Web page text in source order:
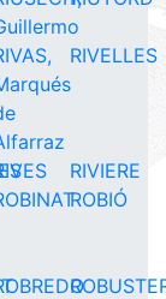
RIVELLES
RIVIERE
ROBIÓ